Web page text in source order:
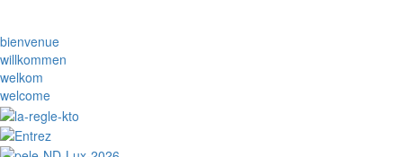
bienvenue
willkommen
welkom
welcome